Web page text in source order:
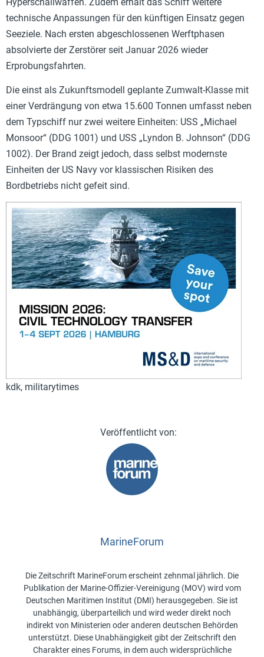
technische Anpassungen für den künftigen Einsatz gegen
Seeziele. Nach ersten abgeschlossenen Werftphasen
absolvierte der Zerstörer seit Januar 2026 wieder
Erprobungsfahrten.
Die einst als Zukunftsmodell geplante Zumwalt-Klasse mit
einer Verdrängung von etwa 15.600 Tonnen umfasst neben
dem Typschiff nur zwei weitere Einheiten: USS „Michael
Monsoor“ (DDG 1001) und USS „Lyndon B. Johnson“ (DDG
1002). Der Brand zeigt jedoch, dass selbst modernste
Einheiten der US Navy vor klassischen Risiken des
Bordbetriebs nicht gefeit sind.
kdk, militarytimes
MarineForum
Die Zeitschrift MarineForum erscheint zehnmal jährlich. Die
Publikation der Marine-Offizier-Vereinigung (MOV) wird vom
Deutschen Maritimen Institut (DMI) herausgegeben. Sie ist
unabhängig, überparteilich und wird weder direkt noch
indirekt von Ministerien oder anderen deutschen Behörden
unterstützt. Diese Unabhängigkeit gibt der Zeitschrift den
Charakter eines Forums, in dem auch widersprüchliche